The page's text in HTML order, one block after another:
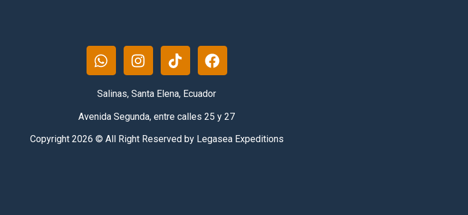
Salinas, Santa Elena, Ecuador
Avenida Segunda, entre calles 25 y 27
Copyright 2026 © All Right Reserved by Legasea Expeditions